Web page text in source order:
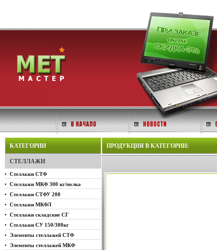
КАТЕГОРИИ
СТЕЛЛАЖИ
Стеллажи СТФ
Стеллажи МКФ 300 кг/полка
Стеллажи СТФУ 200
Стеллажи МКФЛ
Стеллажи складские СГ
Стеллажи СУ 150/300кг
Элементы стеллажей СТФ
Элементы стеллажей МКФ
ПРОДУКЦИЯ В КАТЕГОРИИ: